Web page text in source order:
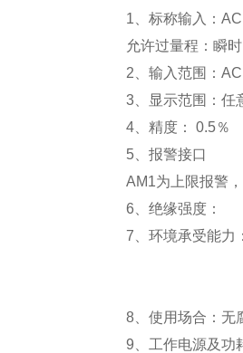
1 、标称输入：
允许过量程：瞬
2 、输入范围：
3
显示范围： 任
4 、精度： 0.5％
5
报警接口
AM1为上限报警
6
绝缘强度：
7
环境承受
8 、使用场合：
9 、工作电源及功